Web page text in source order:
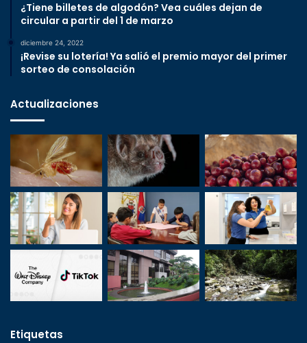
¿Tiene billetes de algodón? Vea cuáles dejan de
circular a partir del 1 de marzo
diciembre 24, 2022
¡Revise su lotería! Ya salió el premio mayor del primer
sorteo de consolación
Actualizaciones
Etiquetas